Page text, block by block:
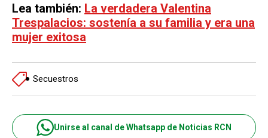
Lea también: La verdadera Valentina
Trespalacios: sostenía a su familia y era una
mujer exitosa
Secuestros
Unirse al canal de Whatsapp de Noticias RCN